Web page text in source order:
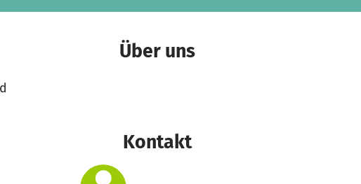
Über uns
Kontakt